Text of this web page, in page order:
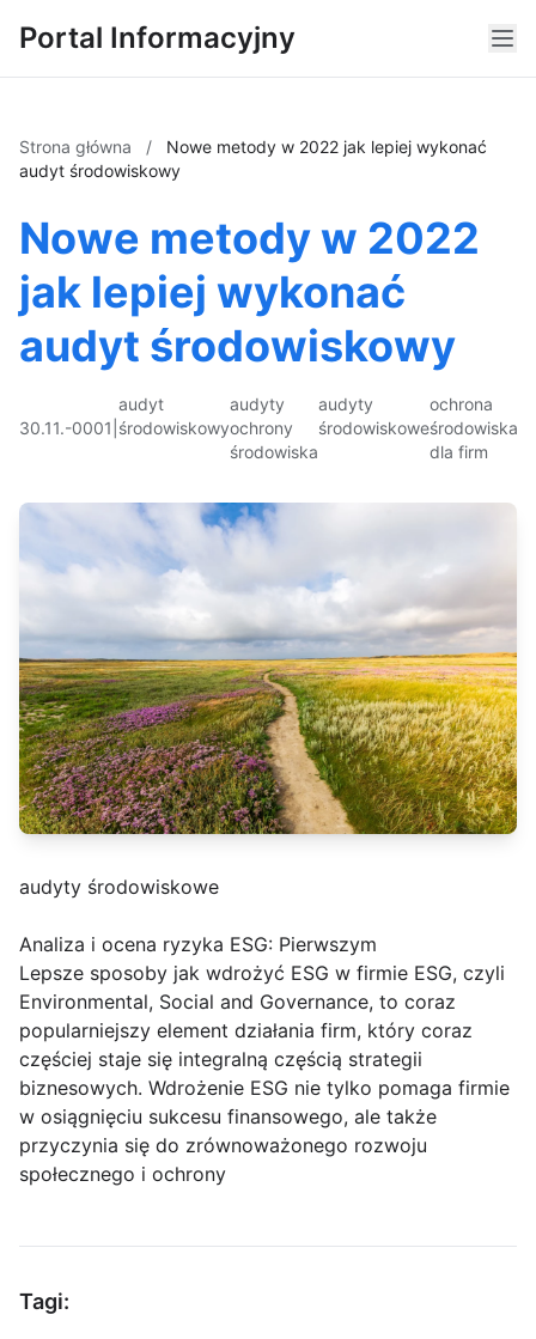
Portal Informacyjny
Strona główna /
Nowe metody w 2022 jak lepiej wykonać
audyt środowiskowy
Nowe metody w 2022
jak lepiej wykonać
audyt środowiskowy
30.11.-0001
audyt
środowiskowy
audyty
ochrony
środowiska
audyty
środowiskowe
ochrona
środowiska
dla firm
audyty środowiskowe
Analiza i ocena ryzyka ESG: Pierwszym
Lepsze sposoby jak wdrożyć ESG w firmie ESG, czyli
Environmental, Social and Governance, to coraz
popularniejszy element działania firm, który coraz
częściej staje się integralną częścią strategii
biznesowych. Wdrożenie ESG nie tylko pomaga firmie
w osiągnięciu sukcesu finansowego, ale także
przyczynia się do zrównoważonego rozwoju
społecznego i ochrony
Tagi: